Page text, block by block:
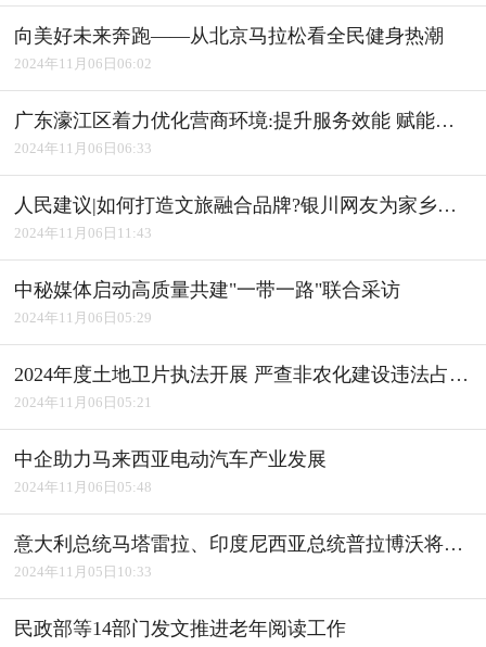
向美好未来奔跑――从北京马拉松看全民健身热潮
2024年11月06日06:02
广东濠江区着力优化营商环境:提升服务效能 赋能产业发展
2024年11月06日06:33
人民建议|如何打造文旅融合品牌?银川网友为家乡建言获积极回应
2024年11月06日11:43
中秘媒体启动高质量共建"一带一路"联合采访
2024年11月06日05:29
2024年度土地卫片执法开展 严查非农化建设违法占用耕地
2024年11月06日05:21
中企助力马来西亚电动汽车产业发展
2024年11月06日05:48
意大利总统马塔雷拉、印度尼西亚总统普拉博沃将访华
2024年11月05日10:33
民政部等14部门发文推进老年阅读工作